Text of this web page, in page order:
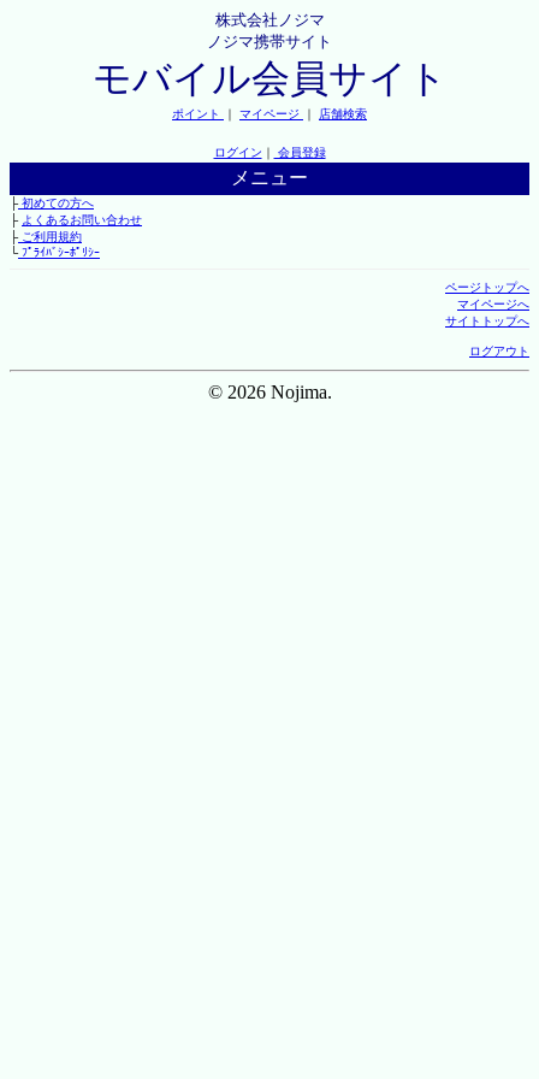
株式会社ノジマ
ノジマ携帯サイト
モバイル会員サイト
ポイント ｜ マイページ ｜ 店舗検索
ログイン ｜ 会員登録
メニュー
├初めての方へ
├ よくあるお問い合わせ
├ご利用規約
└ﾌﾟﾗｲﾊﾞｼｰﾎﾟﾘｼｰ
ページトップへ
マイページへ
サイトトップへ
ログアウト
© 2026 Nojima.